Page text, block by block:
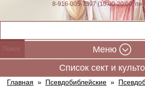
8-916-005-7397 (10:00-20:00,
Меню
Cписок сект и
Главная » Псевдобиблейские »